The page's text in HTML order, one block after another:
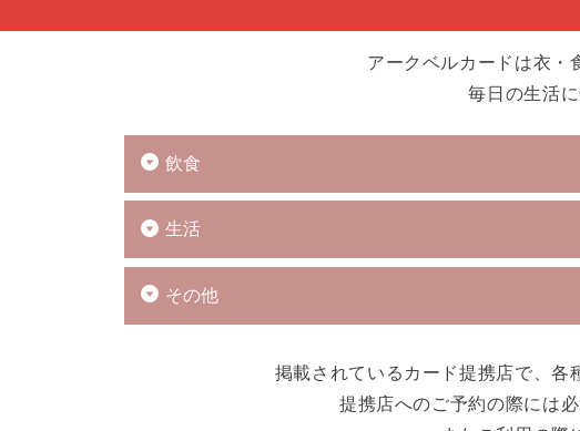
アークベルカードは衣・
毎日の生活
飲食
生活
その他
掲載されているカード提携店で、各
提携店へのご予約の際には